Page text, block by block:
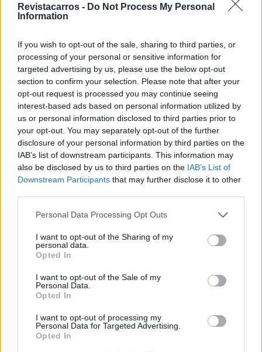
Revistacarros - Do Not Process My Personal
Information
If you wish to opt-out of the sale, sharing to third parties, or
processing of your personal or sensitive information for
targeted advertising by us, please use the below opt-out
section to confirm your selection. Please note that after your
opt-out request is processed you may continue seeing
interest-based ads based on personal information utilized by
us or personal information disclosed to third parties prior to
your opt-out. You may separately opt-out of the further
disclosure of your personal information by third parties on the
IAB’s list of downstream participants. This information may
also be disclosed by us to third parties on the IAB’s List of
Downstream Participants that may further disclose it to other
Personal Data Processing Opt Outs
I want to opt-out of the Sharing of my
personal data.
Opted In
I want to opt-out of the Sale of my
Personal Data.
Opted In
I want to opt-out of processing my
Personal Data for Targeted Advertising.
Opted In
com mais de 500 cv
Qashqai e‑POWER volta a surpreender com
autonomia inédita
06/08/2026
Tags: KIA Xceed Zilina